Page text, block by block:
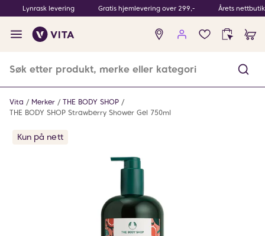
Lynrask levering Gratis hjemlevering over 299,- Årets
Ingen
produkter
Vita Merker
THE BODY SHOP
THE BODY SHOP Strawberry Shower Gel 750ml
Kun på nett